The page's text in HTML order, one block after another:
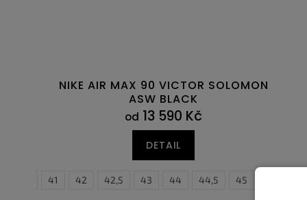
NIKE AIR MAX 90 VICTOR SOLOMON
ASW BLACK
od 13 590 Kč
DETAIL
41 42 42,5 43 44 44,5 45
38,5